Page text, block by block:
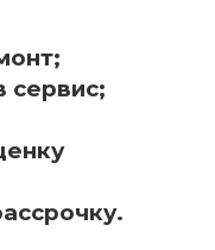
сервис;